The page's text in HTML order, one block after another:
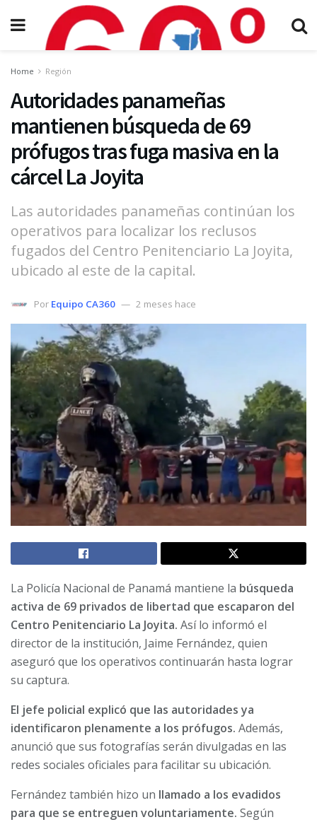
Home Región
Autoridades panameñas
mantienen búsqueda de 69
prófugos tras fuga masiva en la
cárcel La Joyita
Las autoridades panameñas continúan los
operativos para localizar los reclusos
fugados del Centro Penitenciario La Joyita,
ubicado al este de la capital.
Por Equipo CA360 2 meses hace
La Policía Nacional de Panamá mantiene la búsqueda
activa de 69 privados de libertad que escaparon del
Centro Penitenciario La Joyita. Así lo informó el
director de la institución, Jaime Fernández, quien
aseguró que los operativos continuarán hasta lograr
su captura.
El jefe policial explicó que las autoridades ya
identificaron plenamente a los prófugos. Además,
anunció que sus fotografías serán divulgadas en las
redes sociales oficiales para facilitar su ubicación.
Fernández también hizo un llamado a los evadidos
para que se entreguen voluntariamente. Según